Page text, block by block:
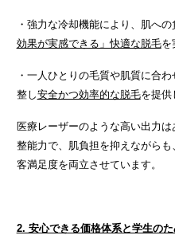
・強力な冷却機能により、肌への
効果が実感できる」快適な脱毛を
・一人ひとりの毛質や肌質に合
整し安全かつ効率的な脱毛を提供
医療レーザーのような高い出力
整能力で、肌負担を抑えながら
客満足度を両立させています。
2. 安心できる価格体系と学生の